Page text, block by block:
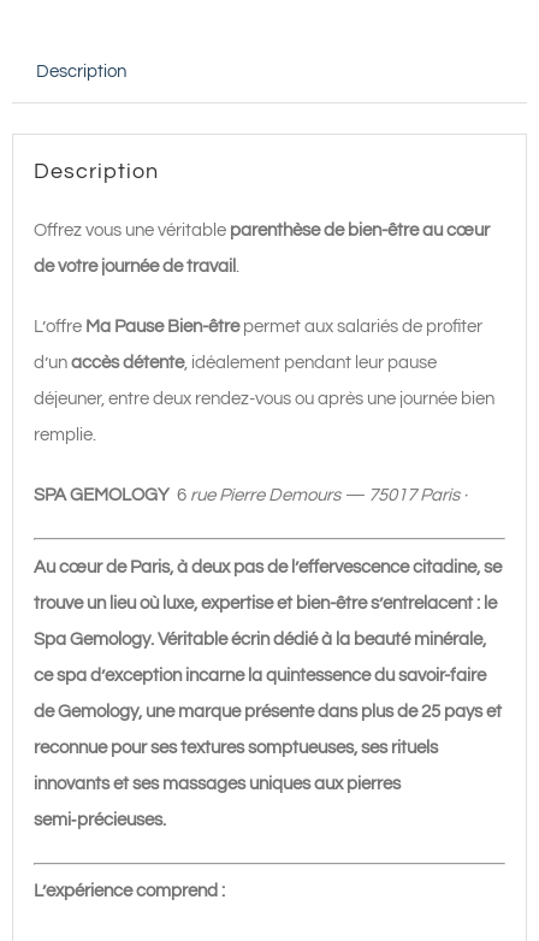
|
Gémology
Description
Description
Offrez vous une véritable parenthèse de bien-être au cœur
de votre journée de travail.
L’offre Ma Pause Bien-être permet aux salariés de profiter
d’unaccès détente, idéalement pendant leur pause
déjeuner, entre deux rendez-vous ou après une journée bien
remplie.
SPA GEMOLOGY 6 rue Pierre Demours — 75017 Paris ·
Au cœur de Paris, à deux pas de l’effervescence citadine, se
trouve un lieu où luxe, expertise et bien-être s’entrelacent : le
Spa Gemology. Véritable écrin dédié à la beauté minérale,
ce spa d’exception incarne la quintessence du savoir-faire
de Gemology, une marque présente dans plus de 25 pays et
reconnue pour ses textures somptueuses, ses rituels
innovants et ses massages uniques aux pierres
semi‑précieuses.
L’expérience comprend :